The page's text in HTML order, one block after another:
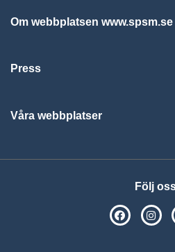
Om webbplatsen www.spsm.se
Press
Våra webbplatser
Följ
SPSM